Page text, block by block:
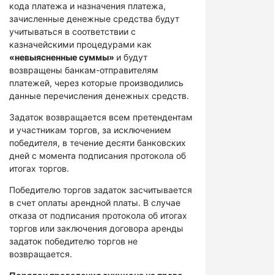
кода платежа и назначения платежа,
зачисленные денежные средства будут
учитываться в соответствии с
казначейскими процедурами как
«невыясненные суммы» и будут
возвращены банкам-отправителям
платежей, через которые производились
данные перечисления денежных средств.
Задаток возвращается всем претендентам
и участникам торгов, за исключением
победителя, в течение десяти банковских
дней с момента подписания протокола об
итогах торгов.
Победителю торгов задаток засчитывается
в счет оплаты арендной платы. В случае
отказа от подписания протокола об итогах
торгов или заключения договора аренды
задаток победителю торгов не
возвращается.